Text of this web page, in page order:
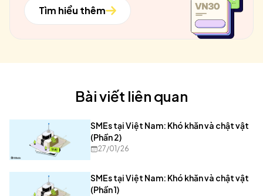
Tìm hiểu thêm
Bài viết liên quan
SMEs tại Việt Nam: Khó khăn và chật vật
(Phần 2)
27/01/26
SMEs tại Việt Nam: Khó khăn và chật vật
(Phần 1)